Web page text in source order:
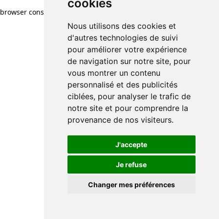
cookies
Nous utilisons des cookies et
d'autres technologies de suivi
pour améliorer votre expérience
de navigation sur notre site, pour
vous montrer un contenu
personnalisé et des publicités
ciblées, pour analyser le trafic de
notre site et pour comprendre la
provenance de nos visiteurs.
J'accepte
Je refuse
Changer mes préférences
browser console for more information)